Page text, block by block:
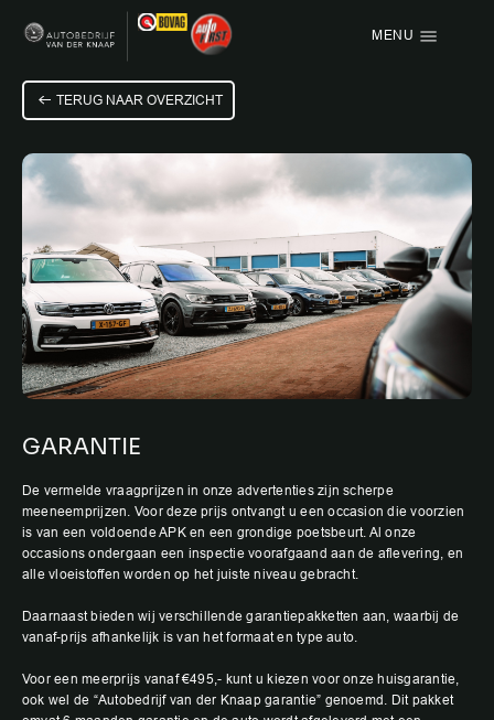
MENU
Menu items
HOME
AANBOD
VACATURE
VERKOCHT
CONTACT
TERUG NAAR OVERZICHT
GARANTIE
De vermelde vraagprijzen in onze advertenties zijn scherpe
meeneemprijzen. Voor deze prijs ontvangt u een occasion die voorzien
is van een voldoende APK en een grondige poetsbeurt. Al onze
occasions ondergaan een inspectie voorafgaand aan de aflevering, en
alle vloeistoffen worden op het juiste niveau gebracht.
Daarnaast bieden wij verschillende garantiepakketten aan, waarbij de
vanaf-prijs afhankelijk is van het formaat en type auto.
Voor een meerprijs vanaf €495,- kunt u kiezen voor onze huisgarantie,
ook wel de “Autobedrijf van der Knaap garantie” genoemd. Dit pakket